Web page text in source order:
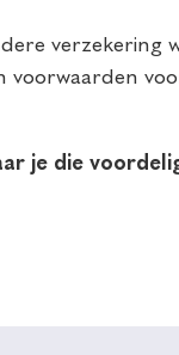
verzekering
je die